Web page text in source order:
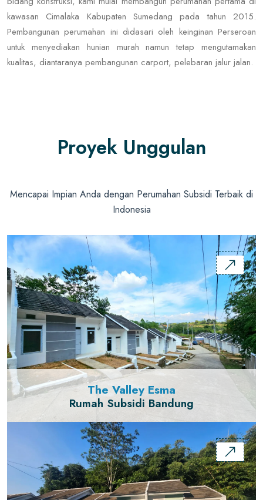
kawasan Cimalaka Kabupaten Sumedang pada tahun 2015.
Pembangunan perumahan ini didasari oleh keinginan Perseroan
untuk menyediakan hunian murah namun tetap mengutamakan
kualitas, diantaranya pembangunan carport, pelebaran jalur jalan.
Proyek Unggulan
Mencapai Impian Anda dengan Perumahan Subsidi Terbaik di
Indonesia
The Valley Esma
Rumah Subsidi Bandung